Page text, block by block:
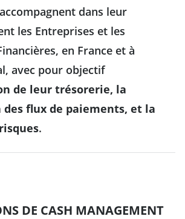
bancaires sur les marchés
dans leur
les Entreprises et les
en France et à
avec pour objectif
de leur trésorerie, la
flux de paiements, et la
.
DE CASH MANAGEMENT